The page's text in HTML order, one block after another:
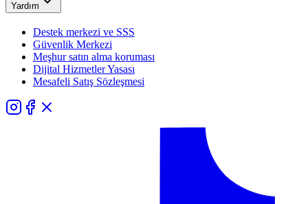
Yardım
Destek merkezi ve SSS
Güvenlik Merkezi
Meşhur satın alma koruması
Dijital Hizmetler Yasası
Mesafeli Satış Sözleşmesi